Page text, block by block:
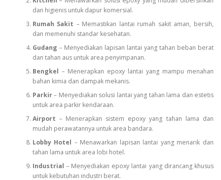
dan higienis untuk dapur komersial.
Rumah Sakit – Memastikan lantai rumah sakit aman, bersih,
dan memenuhi standar kesehatan.
Gudang – Menyediakan lapisan lantai yang tahan beban berat
dan tahan aus untuk area penyimpanan.
Bengkel – Menerapkan epoxy lantai yang mampu menahan
bahan kimia dan dampak mekanis.
Parkir– Menyediakan solusi lantai yang tahan lama dan estetis
untuk area parkir kendaraan.
Airport – Menerapkan sistem epoxy yang tahan lama dan
mudah perawatannya untuk area bandara.
Lobby Hotel – Menawarkan lapisan lantai yang menarik dan
tahan lama untuk area lobi hotel.
Industrial – Menyediakan epoxy lantai yang dirancang khusus
untuk kebutuhan industri berat.